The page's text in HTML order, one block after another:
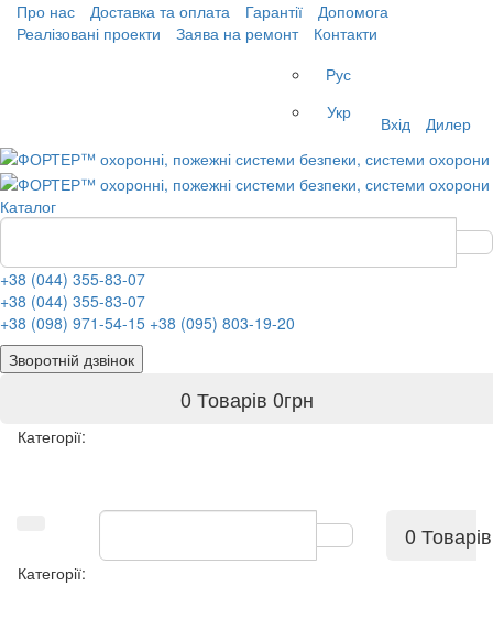
Про нас Доставка та оплата Гарантії
Допомога
Реалізовані проекти
Заява на ремонт
Контакти
Рус
Укр
Вхід Дилер
Каталог
+38 (044) 355-83-07
+38 (044) 355-83-07
+38 (098) 971-54-15 +38 (095) 803-19-20
Зворотній дзвінок
0 Товарів 0грн
Категорії:
0 Товарів
Категорії: